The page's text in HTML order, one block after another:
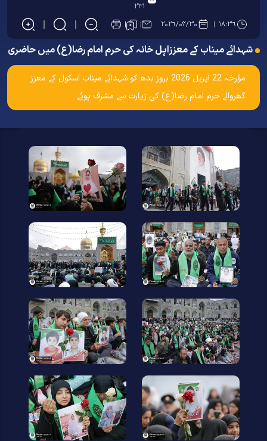
۲۳۱
۱۸:۳۶
۲۰۲۶/۰۴/۳۰
شہدائے میناب کے معززاہل خانہ کی حرم امام رضا(ع) میں حاضری
مؤرخہ 22 اپریل 2026 بروز بدھ کو شہدائے میناب اسکول کے معزز
گھروالے حرم امام رضا(ع) کی زیارت سے مشرف ہوئے ۔